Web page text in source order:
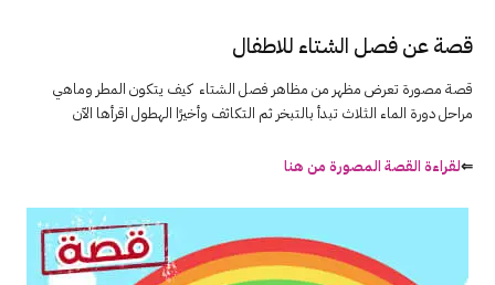
قصة عن فصل الشتاء للاطفال
قصة مصورة تعرض مظهر من مظاهر فصل الشتاء كيف يتكون المطر وماهي
مراحل دورة الماء الثلاث تبدأ بالتبخر ثم التكاثف وأخيرًا الهطول اقرأها الآن
⇐لقراءة القصة المصورة من هنا